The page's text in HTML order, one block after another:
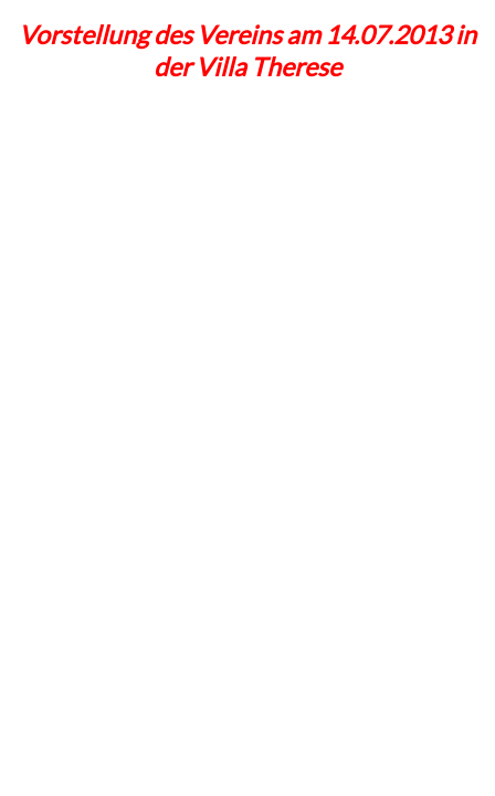
Vorstellung des Vereins am 14.07.2013 in
der Villa Therese